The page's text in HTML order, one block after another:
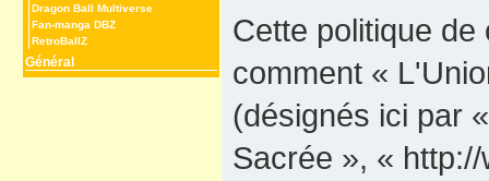
Dragon Ball Multiverse
Fan-manga DBZ
RetroBallZ
Général
Cette politique de
comment «
(désignés ici par
Sacrée », «